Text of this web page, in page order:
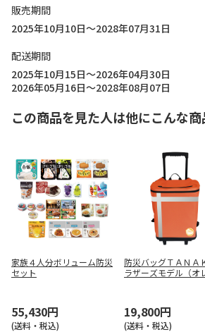
販売期間
2025年10月10日～2028年07月31日
配送期間
2025年10月15日～2026年04月30日
2026年05月16日～2028年08月07日
この商品を見た人は他にこんな
家族４人分ボリューム防災
セット
55,430円
(送料・税込)
防災バッグＴＡＮＡ
ラザーズモデル（オ
19,800円
(送料・税込)